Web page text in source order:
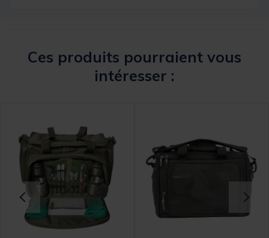
Ces produits pourraient vous
intéresser :